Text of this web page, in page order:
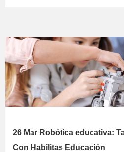
26 Mar Robótica educativa:
Con Habilitas Educación